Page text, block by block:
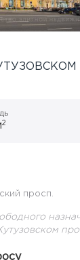
2
просп.
улицу,